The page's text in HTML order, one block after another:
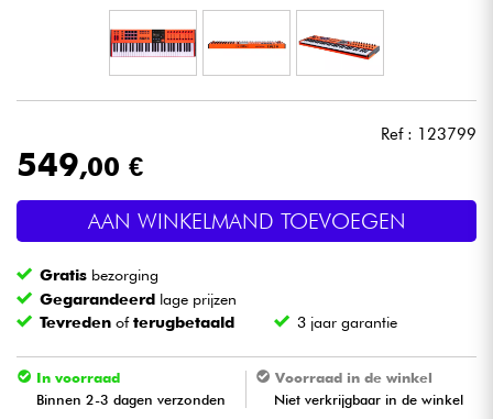
Licht
Drums & percussie
Blaasinstrument
Kinderen
Ref : 123799
549,00 €
AAN WINKELMAND TOEVOEGEN
Gratis bezorging
Gegarandeerd lage prijzen
Tevreden ofterugbetaald 3 jaar garantie
In voorraad
Binnen 2-3 dagen verzonden
Voorraad in de winkel
Niet verkrijgbaar in de winkel